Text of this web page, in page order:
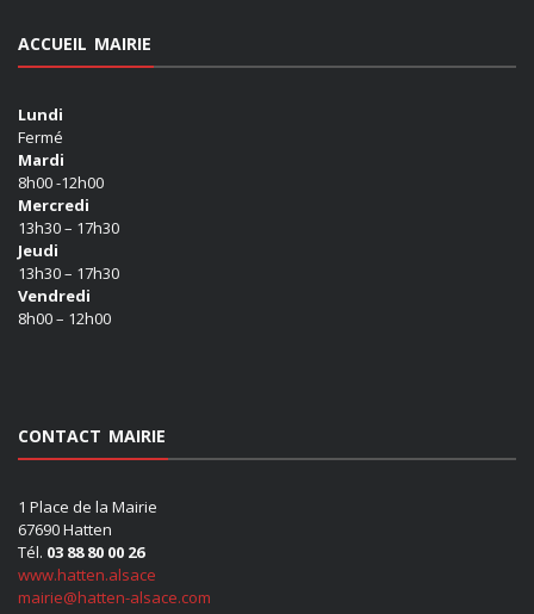
ACCUEIL MAIRIE
Lundi
Fermé
Mardi
8h00 -12h00
Mercredi
13h30 – 17h30
Jeudi
13h30 – 17h30
Vendredi
8h00 – 12h00
CONTACT MAIRIE
1 Place de la Mairie
67690 Hatten
Tél. 03 88 80 00 26
www.hatten.alsace
mairie@hatten-alsace.com